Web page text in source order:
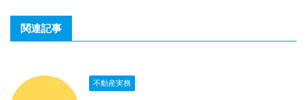
関連記事
不動産実務